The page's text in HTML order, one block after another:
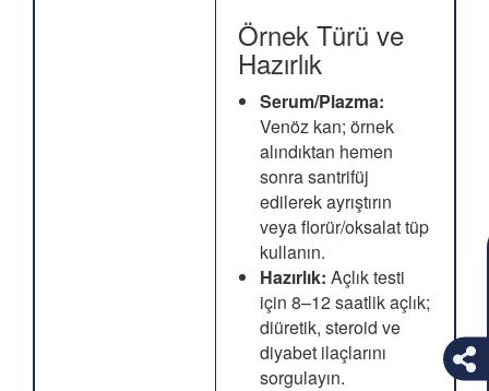
Örnek Türü ve
Hazırlık
Serum/Plazma:
Venöz kan; örnek
alındıktan hemen
sonra santrifüj
edilerek ayrıştırın
veya florür/oksalat tüp
kullanın.
Hazırlık: Açlık testi
için 8–12 saatlik açlık;
diüretik, steroid ve
diyabet ilaçlarını
sorgulayın.